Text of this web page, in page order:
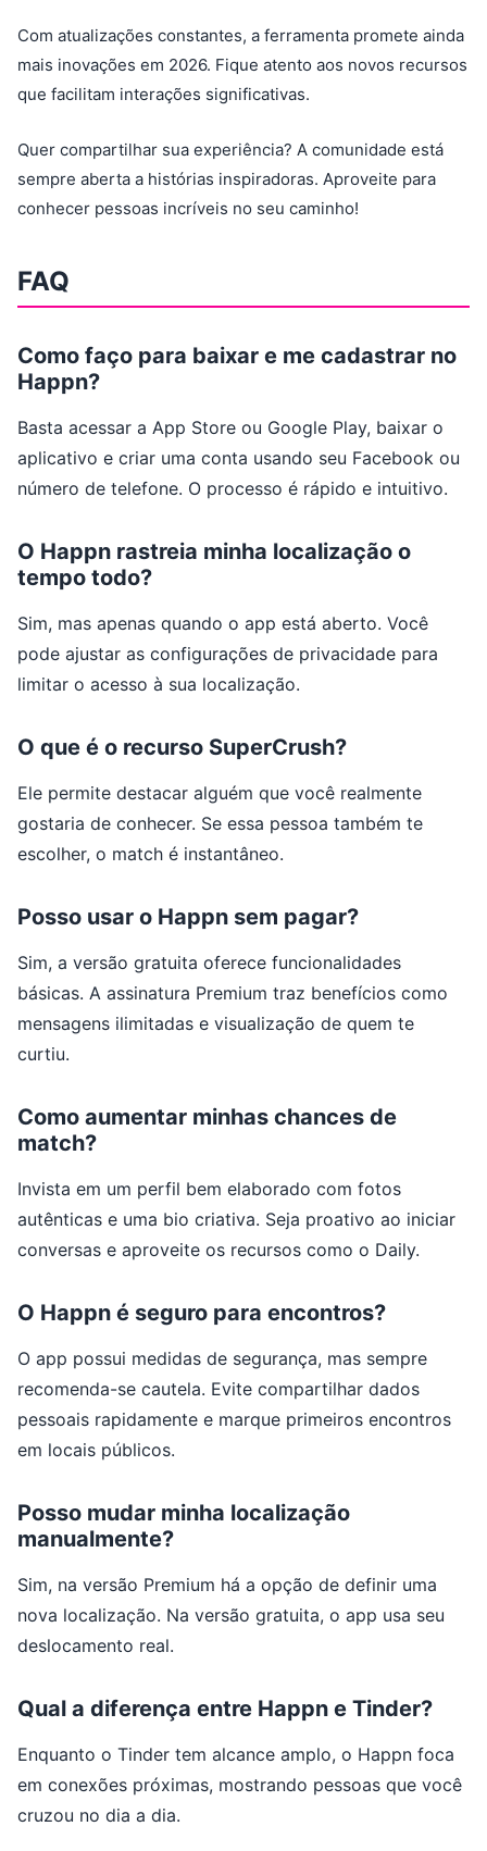
Com atualizações constantes, a ferramenta promete ainda
mais inovações em 2026. Fique atento aos novos recursos
que facilitam interações significativas.
Quer compartilhar sua experiência? A comunidade está
sempre aberta a histórias inspiradoras. Aproveite para
conhecer pessoas incríveis no seu caminho!
FAQ
Como faço para baixar e me cadastrar no
Happn?
Basta acessar a App Store ou Google Play, baixar o
aplicativo e criar uma conta usando seu Facebook ou
número de telefone. O processo é rápido e intuitivo.
O Happn rastreia minha localização o
tempo todo?
Sim, mas apenas quando o app está aberto. Você
pode ajustar as configurações de privacidade para
limitar o acesso à sua localização.
O que é o recurso SuperCrush?
Ele permite destacar alguém que você realmente
gostaria de conhecer. Se essa pessoa também te
escolher, o match é instantâneo.
Posso usar o Happn sem pagar?
Sim, a versão gratuita oferece funcionalidades
básicas. A assinatura Premium traz benefícios como
mensagens ilimitadas e visualização de quem te
curtiu.
Como aumentar minhas chances de
match?
Invista em um perfil bem elaborado com fotos
autênticas e uma bio criativa. Seja proativo ao iniciar
conversas e aproveite os recursos como o Daily.
O Happn é seguro para encontros?
O app possui medidas de segurança, mas sempre
recomenda-se cautela. Evite compartilhar dados
pessoais rapidamente e marque primeiros encontros
em locais públicos.
Posso mudar minha localização
manualmente?
Sim, na versão Premium há a opção de definir uma
nova localização. Na versão gratuita, o app usa seu
deslocamento real.
Qual a diferença entre Happn e Tinder?
Enquanto o Tinder tem alcance amplo, o Happn foca
em conexões próximas, mostrando pessoas que você
cruzou no dia a dia.